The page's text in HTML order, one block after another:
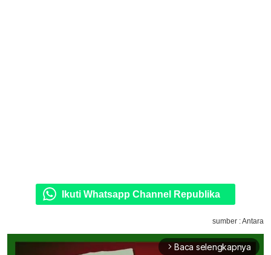
Ikuti Whatsapp Channel Republika
sumber : Antara
arrow_forward_ios Baca selengkapnya